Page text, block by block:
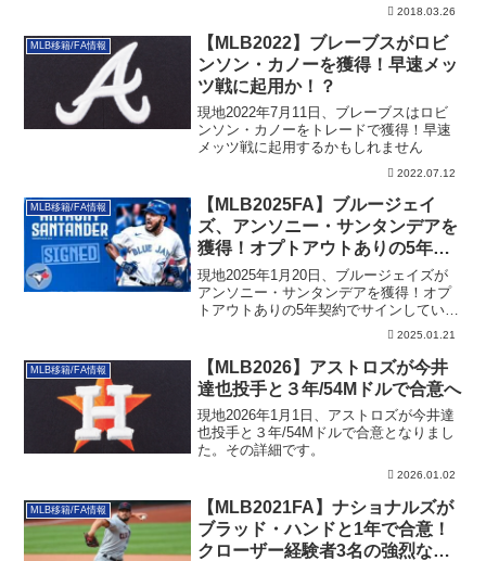
2018.03.26
MLB移籍/FA情報
【MLB2022】ブレーブスがロビ
ンソン・カノーを獲得！早速メッ
ツ戦に起用か！？
現地2022年7月11日、ブレーブスはロビ
ンソン・カノーをトレードで獲得！早速
メッツ戦に起用するかもしれません
2022.07.12
MLB移籍/FA情報
【MLB2025FA】ブルージェイ
ズ、アンソニー・サンタンデアを
獲得！オプトアウトありの5年契
約でサイン
現地2025年1月20日、ブルージェイズが
アンソニー・サンタンデアを獲得！オプ
トアウトありの5年契約でサインしていま
2025.01.21
MLB移籍/FA情報
【MLB2026】アストロズが今井
達也投手と３年/54Mドルで合意へ
現地2026年1月1日、アストロズが今井達
也投手と３年/54Mドルで合意となりまし
た。その詳細です。
2026.01.02
MLB移籍/FA情報
【MLB2021FA】ナショナルズが
ブラッド・ハンドと1年で合意！
クローザー経験者3名の強烈なブ